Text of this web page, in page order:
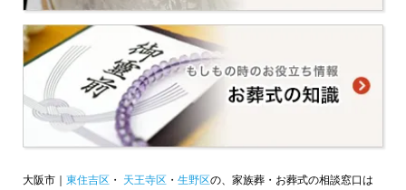
大阪市｜ 東住吉区 ・ 天王寺区 ・ 生野区の、家族葬・お葬式の相談窓口は